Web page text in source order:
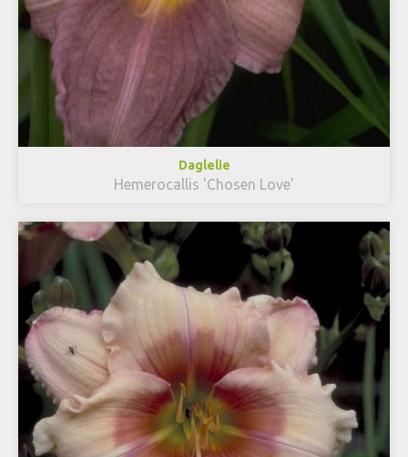
Daglelie
Hemerocallis 'Chosen Love'